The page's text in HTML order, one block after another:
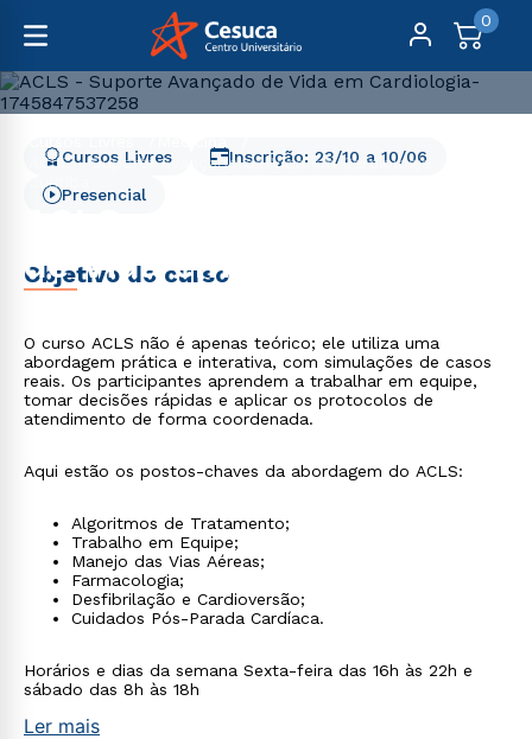
0
ACLS - Suporte Avançado de Vida em Cardiologia -
Curitiba
de Vida em Cardiologia -
Cursos Livres
Presencial
Inscrição: 23/10 a 10/06
Objetivo do curso
O curso ACLS não é apenas teórico; ele utiliza uma
abordagem prática e interativa, com simulações de casos
reais. Os participantes aprendem a trabalhar em equipe,
tomar decisões rápidas e aplicar os protocolos de
atendimento de forma coordenada.
Aqui estão os postos-chaves da abordagem do ACLS:
Algoritmos de Tratamento;
Trabalho em Equipe;
Manejo das Vias Aéreas;
Farmacologia;
Desfibrilação e Cardioversão;
Cuidados Pós-Parada Cardíaca.
Horários e dias da semana Sexta-feira das 16h às 22h e
sábado das 8h às 18h
Ler mais